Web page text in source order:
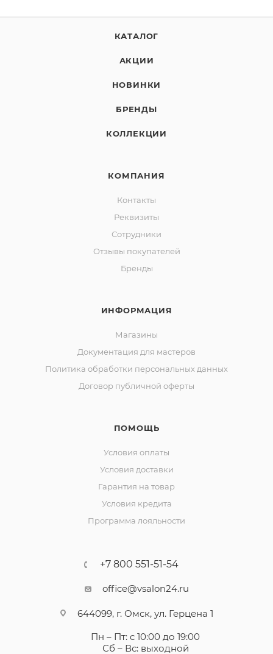
КАТАЛОГ
АКЦИИ
НОВИНКИ
БРЕНДЫ
КОЛЛЕКЦИИ
КОМПАНИЯ
Контакты
Реквизиты
Сотрудники
Отзывы покупателей
Бренды
ИНФОРМАЦИЯ
Магазины
Документация для мастеров
Политика обработки персональных данных
Договор публичной оферты
ПОМОЩЬ
Условия оплаты
Условия доставки
Гарантия на товар
Условия кредита
Программа лояльности
+7 800 551-51-54
office@vsalon24.ru
644099, г. Омск, ул. Герцена 1
Пн – Пт: с 10:00 до 19:00
Сб – Вс: выходной